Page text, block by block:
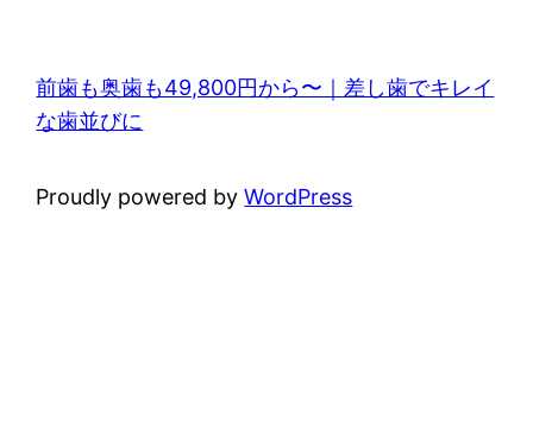
前歯も奥歯も49,800円から〜｜差し歯でキレイ
な歯並びに
Proudly powered byWordPress